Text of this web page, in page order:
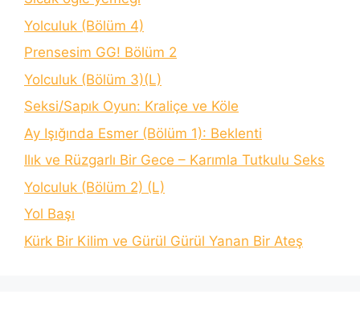
Yolculuk (Bölüm 4)
Prensesim GG! Bölüm 2
Yolculuk (Bölüm 3)(L)
Seksi/Sapık Oyun: Kraliçe ve Köle
Ay Işığında Esmer (Bölüm 1): Beklenti
Ilık ve Rüzgarlı Bir Gece – Karımla Tutkulu Seks
Yolculuk (Bölüm 2) (L)
Yol Başı
Kürk Bir Kilim ve Gürül Gürül Yanan Bir Ateş